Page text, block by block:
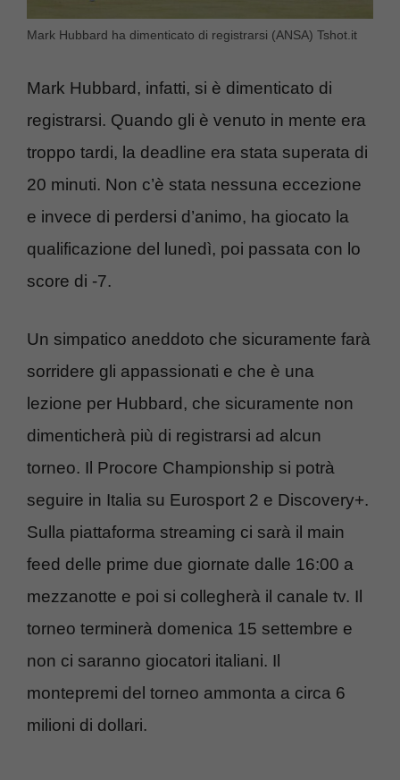
Mark Hubbard ha dimenticato di registrarsi (ANSA) Tshot.it
Mark Hubbard, infatti, si è dimenticato di
registrarsi. Quando gli è venuto in mente era
troppo tardi, la deadline era stata superata di
20 minuti. Non c’è stata nessuna eccezione
e invece di perdersi d’animo, ha giocato la
qualificazione del lunedì, poi passata con lo
score di -7.
Un simpatico aneddoto che sicuramente farà
sorridere gli appassionati e che è una
lezione per Hubbard, che sicuramente non
dimenticherà più di registrarsi ad alcun
torneo. Il Procore Championship si potrà
seguire in Italia su Eurosport 2 e Discovery+.
Sulla piattaforma streaming ci sarà il main
feed delle prime due giornate dalle 16:00 a
mezzanotte e poi si collegherà il canale tv. Il
torneo terminerà domenica 15 settembre e
non ci saranno giocatori italiani. Il
montepremi del torneo ammonta a circa 6
milioni di dollari.